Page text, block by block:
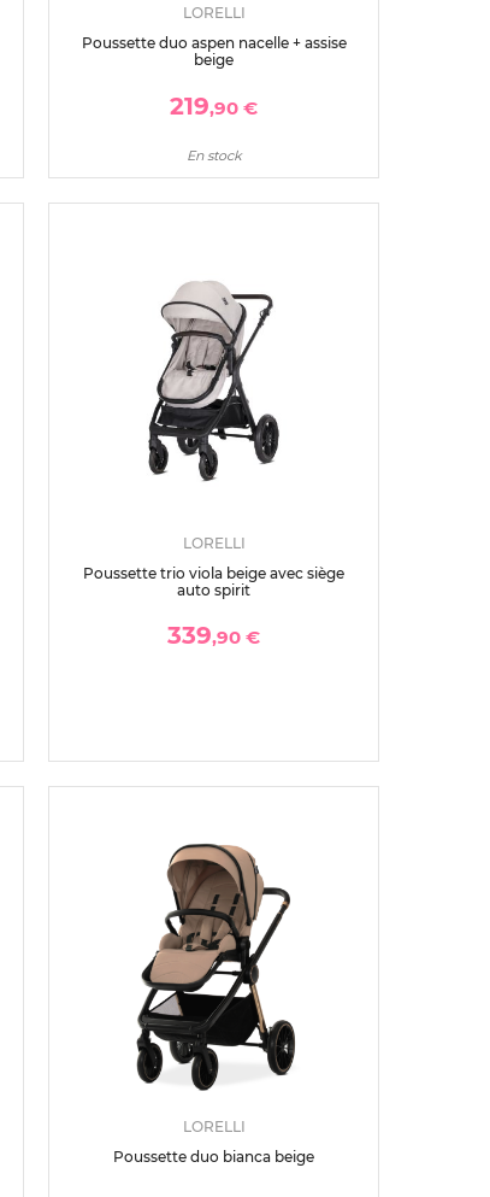
LORELLI
Poussette duo aspen nacelle + assise
beige
219,90 €
En stock
LORELLI
Poussette trio viola beige avec siège
auto spirit
339,90 €
LORELLI
Poussette duo bianca beige